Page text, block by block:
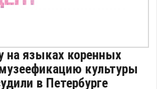
на языках коренных
культуры
в Петербурге